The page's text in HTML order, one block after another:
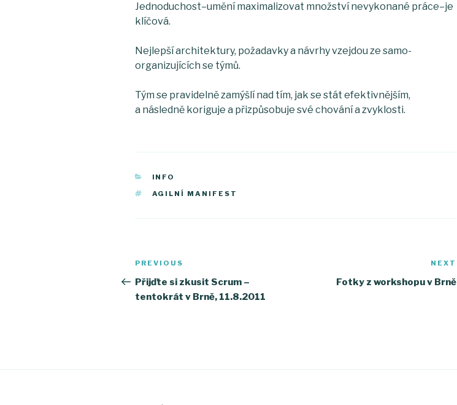
Jednoduchost–umění maximalizovat množství nevykonané práce–je
klíčová.
Nejlepší architektury, požadavky a návrhy vzejdou ze samo-
organizujících se týmů.
Tým se pravidelně zamýšlí nad tím, jak se stát efektivnějším,
a následně koriguje a přizpůsobuje své chování a zvyklosti.
CATEGORIES
INFO
TAGS
AGILNÍ MANIFEST
Post
navigation
Previous
Post
PREVIOUS
Přijďte si zkusit Scrum –
tentokrát v Brně, 11.8.2011
NEXT
Fotky z workshopu v Brně